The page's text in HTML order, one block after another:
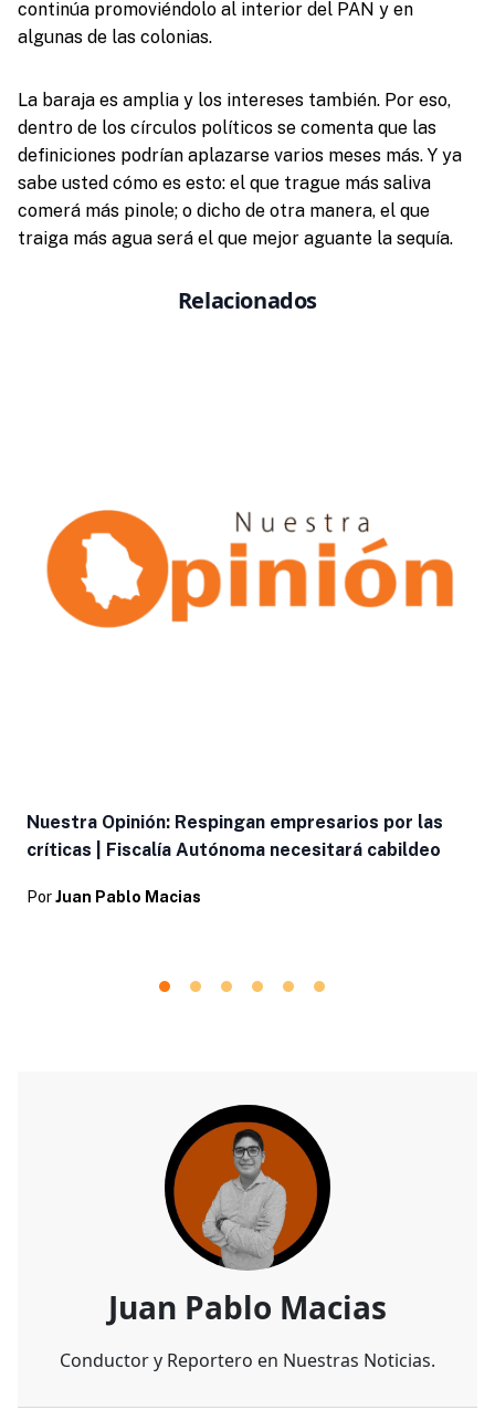
continúa promoviéndolo al interior del PAN y en
algunas de las colonias.
La baraja es amplia y los intereses también. Por eso,
dentro de los círculos políticos se comenta que las
definiciones podrían aplazarse varios meses más. Y ya
sabe usted cómo es esto: el que trague más saliva
comerá más pinole; o dicho de otra manera, el que
traiga más agua será el que mejor aguante la sequía.
Relacionados
Nuestra Opinión: Respingan empresarios por las
críticas | Fiscalía Autónoma necesitará cabildeo
Por Juan Pablo Macias
Juan Pablo Macias
Conductor y Reportero en Nuestras Noticias.